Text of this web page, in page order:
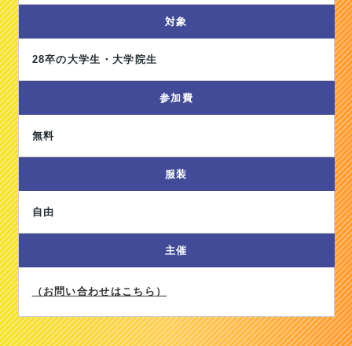
対象
28卒の大学生・大学院生
参加費
無料
服装
自由
主催
（お問い合わせはこちら）